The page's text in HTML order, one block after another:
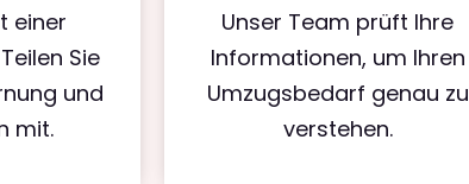
einer
Sie
und
mit.
Unser Team prüft Ihre
Informationen, um Ihren
Umzugsbedarf genau zu
verstehen.